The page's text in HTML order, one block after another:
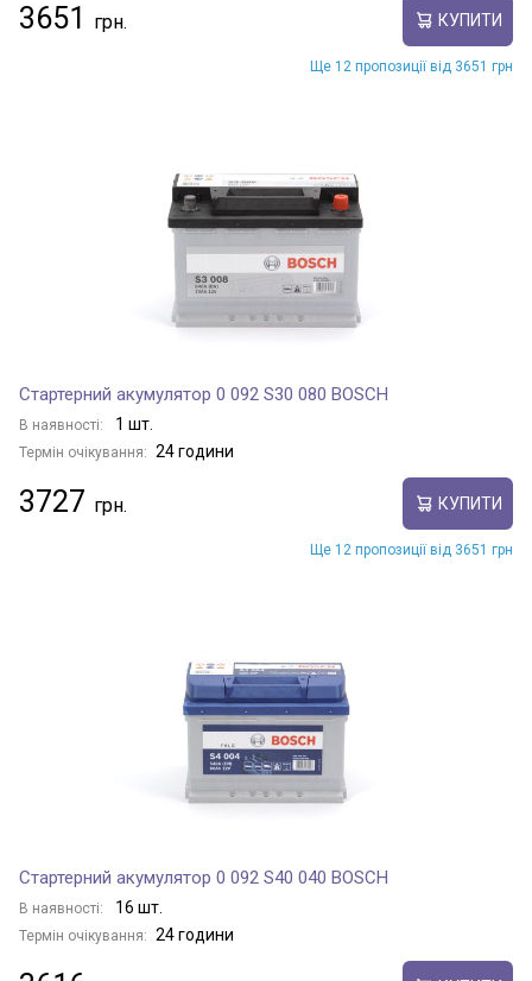
3651 КУПИТИ
Ще 12 пропозиції від 3651 грн
Стартерний акумулятор 0 092 S30 080 BOSCH
В наявності: 1 шт.
Термін очікування: 24 години
3727 КУПИТИ
Ще 12 пропозиції від 3651 грн
Стартерний акумулятор 0 092 S40 040 BOSCH
В наявності: 16 шт.
Термін очікування: 24 години